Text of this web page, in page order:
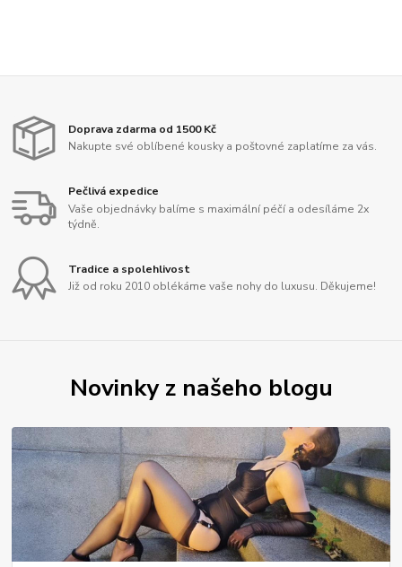
Doprava zdarma od 1500 Kč
Nakupte své oblíbené kousky a poštovné zaplatíme za vás.
Pečlivá expedice
Vaše objednávky balíme s maximální péčí a odesíláme 2x
týdně.
Tradice a spolehlivost
Již od roku 2010 oblékáme vaše nohy do luxusu. Děkujeme!
Novinky z našeho blogu